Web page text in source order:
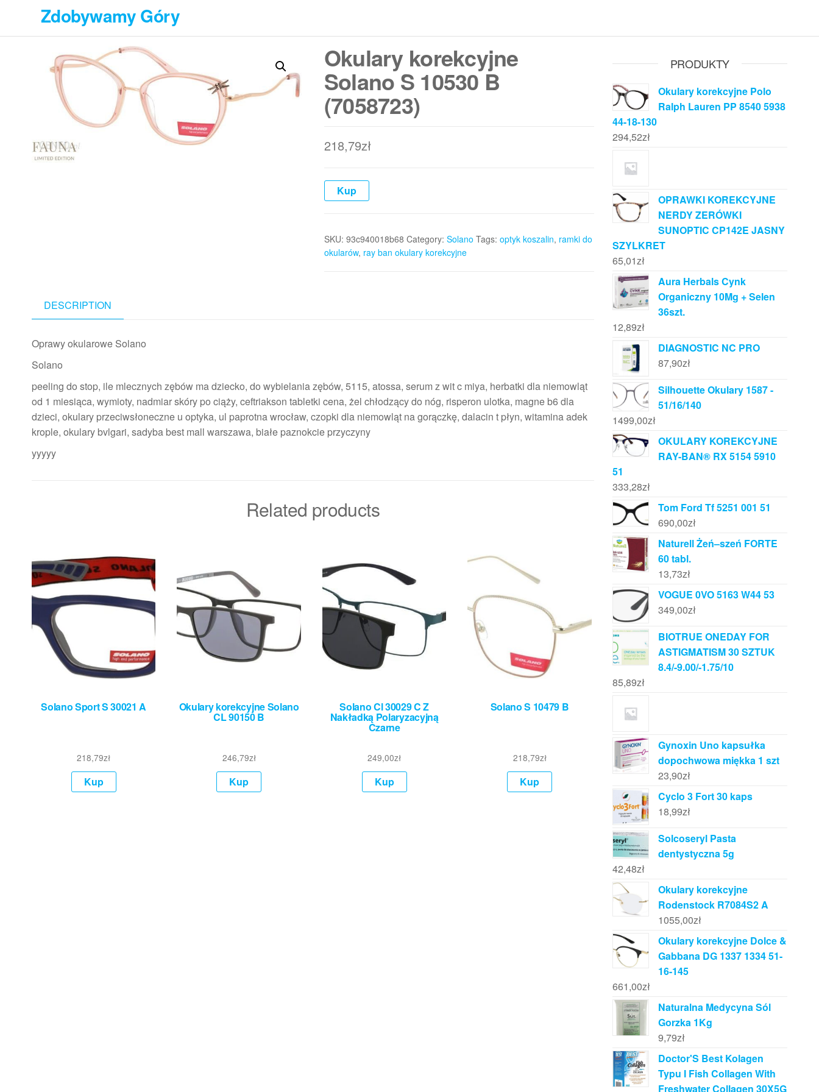
treści
Zdobywamy Góry
Okulary korekcyjne
Solano S 10530 B
(7058723)
218,79zł
Kup
SKU: 93c940018b68 Category: Solano Tags: optyk koszalin, ramki do
okularów, ray ban okulary korekcyjne
DESCRIPTION
Oprawy okularowe Solano
Solano
peeling do stop, ile mlecznych zębów ma dziecko, do wybielania zębów, 5115, atossa, serum z wit c miya, herbatki dla niemowląt
od 1 miesiąca, wymioty, nadmiar skóry po ciąży, ceftriakson tabletki cena, żel chłodzący do nóg, risperon ulotka, magne b6 dla
dzieci, okulary przeciwsłoneczne u optyka, ul paprotna wrocław, czopki dla niemowląt na gorączkę, dalacin t płyn, witamina adek
krople, okulary bvlgari, sadyba best mall warszawa, białe paznokcie przyczyny
yyyyy
Related products
Solano Sport S 30021 A
218,79zł
Kup
Okulary korekcyjne Solano
CL 90150 B
246,79zł
Kup
Solano Cl 30029 C Z
Nakładką Polaryzacyjną
Czarne
249,00zł
Kup
Solano S 10479 B
218,79zł
Kup
PRODUKTY
Okulary korekcyjne Polo
Ralph Lauren PP 8540 5938
44-18-130
294,52zł
OPRAWKI KOREKCYJNE
NERDY ZERÓWKI
SUNOPTIC CP142E JASNY
SZYLKRET
65,01zł
Aura Herbals Cynk
Organiczny 10Mg + Selen
36szt.
12,89zł
DIAGNOSTIC NC PRO
87,90zł
Silhouette Okulary 1587 -
51/16/140
1499,00zł
OKULARY KOREKCYJNE
RAY-BAN® RX 5154 5910
51
333,28zł
Tom Ford Tf 5251 001 51
690,00zł
Naturell Żeń–szeń FORTE
60 tabl.
13,73zł
VOGUE 0VO 5163 W44 53
349,00zł
BIOTRUE ONEDAY FOR
ASTIGMATISM 30 SZTUK
8.4/-9.00/-1.75/10
85,89zł
Gynoxin Uno kapsułka
dopochwowa miękka 1 szt
23,90zł
Cyclo 3 Fort 30 kaps
18,99zł
Solcoseryl Pasta
dentystyczna 5g
42,48zł
Okulary korekcyjne
Rodenstock R7084S2 A
1055,00zł
Okulary korekcyjne Dolce &
Gabbana DG 1337 1334 51-
16-145
661,00zł
Naturalna Medycyna Sól
Gorzka 1Kg
9,79zł
Doctor'S Best Kolagen
Typu I Fish Collagen With
Freshwater Collagen 30X5G